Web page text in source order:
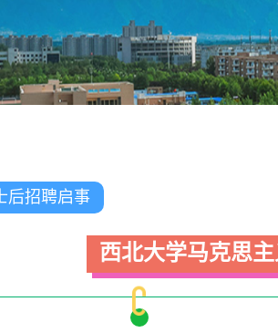
后招聘启事
西北大学马克思